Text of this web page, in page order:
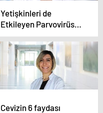
Yetişkinleri de
Etkileyen Parvovirüs
B19 Yoğun Eklem
Ağrısıyla Kendini
Gösteriyor
Cevizin 6 faydası